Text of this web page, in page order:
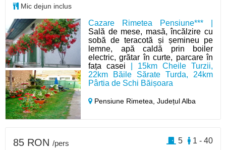
Cazare Rimetea Pensiune*** |
Sală de mese, masă, încălzire cu
sobă de teracotă și șemineu pe
lemne, apă caldă prin boiler
electric, grătar în curte, parcare în
fața casei | 15km Cheile Turzii,
22km Băile Sărate Turda, 24km
Pârtia de Schi Băișoara
Pensiune Rimetea,Județul Alba
Mic dejun inclus
85 RON /pers 1 - 40
5